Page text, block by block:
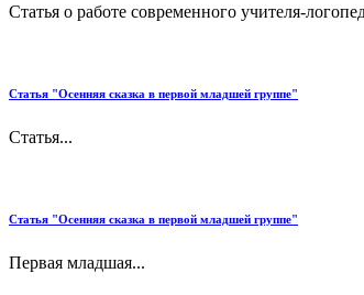
Статья о работе современного учителя-
Статья "Осенняя сказка в первой младшей группе"
Статья...
Статья "Осенняя сказка в первой младшей группе"
Первая младшая...